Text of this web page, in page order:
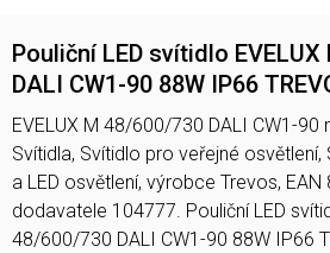
Pouliční LED svítidlo
DALI CW1-90 88W IP66
EVELUX M 48/600/730 DALI CW1-
Svítidla, Svítidlo pro veřejné osvětlení,
a LED osvětlení, výrobce Trevos,
dodavatele 104777. Pouliční LED
48/600/730 DALI CW1-90 88W IP66